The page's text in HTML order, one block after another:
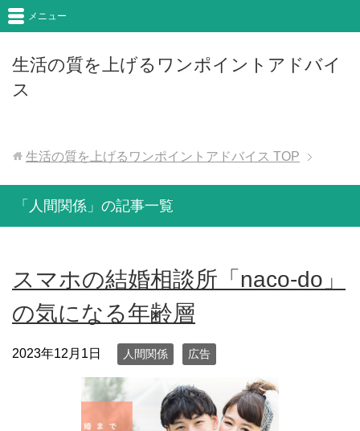
生活の質を上げるワンポイントアドバイ
ス
メニュー
生活の質を上げるワンポイントアドバイス TOP
「人間関係」の記事一覧
スマホの結婚相談所「naco-do」
の気になる年齢層
2023年12月1日 人間関係 広告